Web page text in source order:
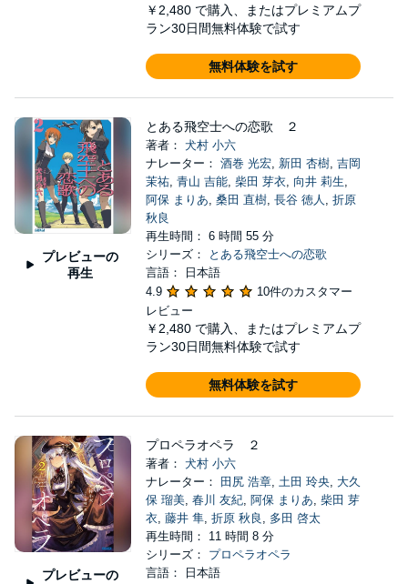
￥2,480 で購入、またはプレミアムプ
ラン30日間無料体験で試す
無料体験を試す
プレビューの
再生
とある飛空士への恋歌 ２
著者： 犬村 小六
ナレーター： 酒巻 光宏, 新田 杏樹, 吉岡
茉祐, 青山 吉能, 柴田 芽衣, 向井 莉生,
阿保 まりあ, 桑田 直樹, 長谷 徳人 , 折原
秋良
再生時間： 6 時間 55 分
シリーズ：
とある飛空士への恋歌
言語： 日本語
4.9
10件のカスタマー
レビュー
￥2,480 で購入、またはプレミアムプ
ラン30日間無料体験で試す
無料体験を試す
プレビューの
プロペラオペラ ２
著者： 犬村 小六
ナレーター：
田尻 浩章, 土田 玲央, 大久
保 瑠美, 春川 友紀, 阿保 まりあ, 柴田 芽
衣, 藤井 隼, 折原 秋良 , 多田 啓太
再生時間： 11 時間 8 分
シリーズ： プロペラオペラ
言語： 日本語